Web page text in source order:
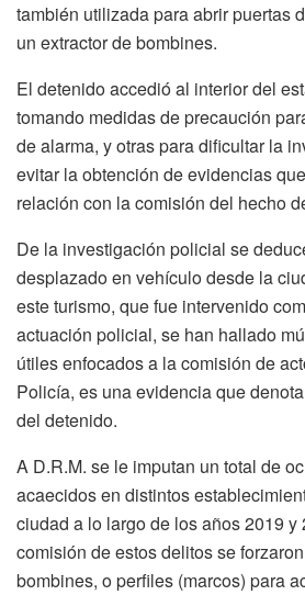
también utilizada para abrir puertas
un extractor de bombines.
El detenido accedió al interior del
tomando medidas de precaución
de alarma, y otras para dificultar la
evitar la obtención de evidencias
relación con la comisión del hecho
De la investigación policial se
desplazado en vehículo desde la
este turismo, que fue intervenido
actuación policial, se han hallado
útiles enfocados a la comisión de
Policía, es una evidencia que
del detenido.
A D.R.M. se le imputan un total de
acaecidos en distintos
ciudad a lo largo de los años 2019 y
comisión de estos delitos se
bombines, o perfiles (marcos) para